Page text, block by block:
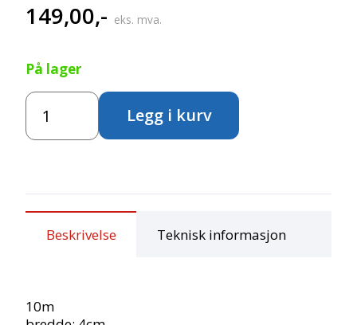
149,00,- eks. mva.
På lager
Strikket
strømpe
-
Legg i kurv
Beskrivelse Teknisk informasjon
10m